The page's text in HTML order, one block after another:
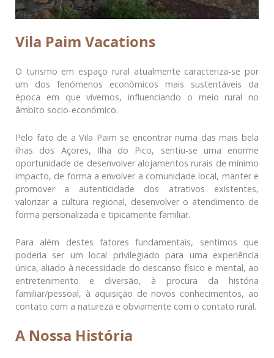
Vila Paim Vacations
O turismo em espaço rural atualmente caracteriza-se por
um dos fenómenos económicos mais sustentáveis da
época em que vivemos, influenciando o meio rural no
âmbito socio-económico.
Pelo fato de a Vila Paim se encontrar numa das mais bela
ilhas dos Açores, Ilha do Pico, sentiu-se uma enorme
oportunidade de desenvolver alojamentos rurais de mínimo
impacto, de forma a envolver a comunidade local, manter e
promover a autenticidade dos atrativos existentes,
valorizar a cultura regional, desenvolver o atendimento de
forma personalizada e tipicamente familiar.
Para além destes fatores fundamentais, sentimos que
poderia ser um local privilegiado para uma experiência
única, aliado à necessidade do descanso físico e mental, ao
entretenimento e diversão, à procura da história
familiar/pessoal, à aquisição de novos conhecimentos, ao
contato com a natureza e obviamente com o contato rural.
A Nossa História